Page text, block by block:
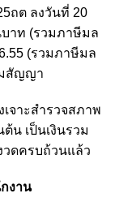
ถต ลงวันที่ 20
าท (รวมภาษีมล
(รวมภาษีมล
มสัญญา
จาะสำรวจสภาพ
น เป็นเงินรวม
วดครบถ้วนแล้ว
งาน